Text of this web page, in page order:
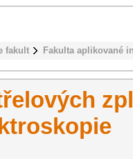
fakult Fakulta aplikované